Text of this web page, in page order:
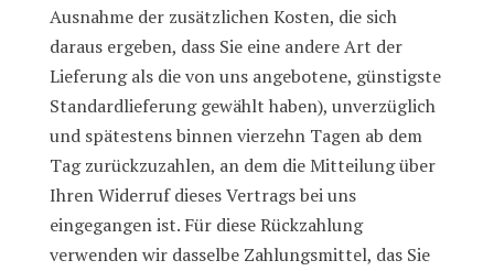
Ausnahme der zusätzlichen Kosten, die sich
daraus ergeben, dass Sie eine andere Art der
Lieferung als die von uns angebotene, günstigste
Standardlieferung gewählt haben), unverzüglich
und spätestens binnen vierzehn Tagen ab dem
Tag zurückzuzahlen, an dem die Mitteilung über
Ihren Widerruf dieses Vertrags bei uns
eingegangen ist. Für diese Rückzahlung
verwenden wir dasselbe Zahlungsmittel, das Sie